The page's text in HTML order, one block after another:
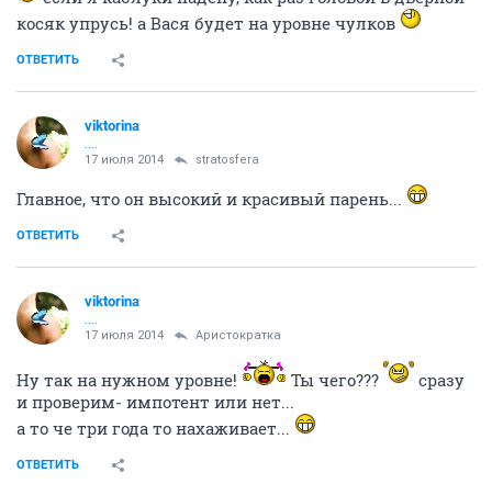
косяк упрусь! а Вася будет на уровне чулков
ОТВЕТИТЬ
viktorina
17 июля 2014 stratosfera
Главное, что он высокий и красивый парень...
ОТВЕТИТЬ
viktorina
17 июля 2014 Аристократка
Ну так на нужном уровне! Ты чего???
сразу
и проверим- импотент или нет...
а то че три года то нахаживает...
ОТВЕТИТЬ